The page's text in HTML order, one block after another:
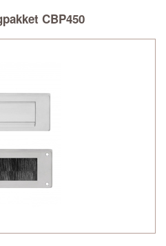
CBP450